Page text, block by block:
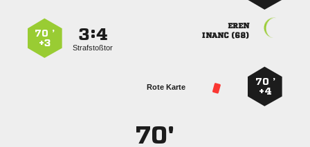

 
:
Strafstoßtor
70 ’
+3
70 ’
+4
Rote Karte
70'